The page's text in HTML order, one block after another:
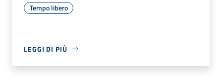
Tempo libero
LEGGI DI PIÙ